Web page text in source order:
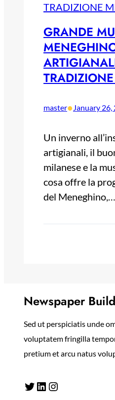
GRANDE
master•January 26,
Un inverno
artigianali, il
milanese e la
cosa offre la
del Meneghino,…
Newspaper
Sed ut perspiciatis unde
voluptatem fringilla
pretium et arcu natus
Twitter LinkedIn Instagram